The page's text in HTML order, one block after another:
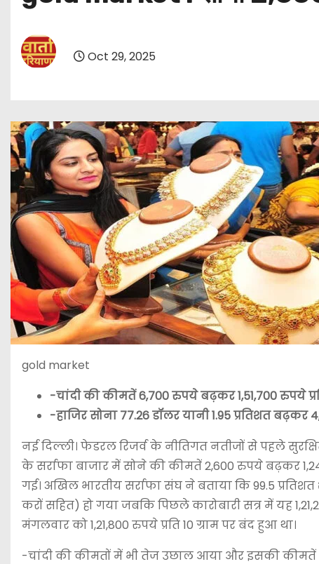
Oct 29, 2025
gold market
-चांदी की कीमतें 6,700 रुपये बढ़कर 1,51,700 रुपये
-हाजिर सोना 77.26 डॉलर यानी 1.95 प्रतिशत बढ़कर
नई दिल्ली। फेडरल रिजर्व के नीतिगत नतीजों से पहले
के सर्राफा बाजार में सोने की कीमतें 2,600 रुपये बढ़कर
गई। अखिल भारतीय सर्राफा संघ ने बताया कि 99.5
करों सहित) हो गया जबकि पिछले कारोबारी सत्र में यह
मंगलवार को 1,21,800 रुपये प्रति 10 ग्राम पर बंद हुआ था।
-चांदी की कीमतों में भी तेज उछाल आया और इसकी कीमतें